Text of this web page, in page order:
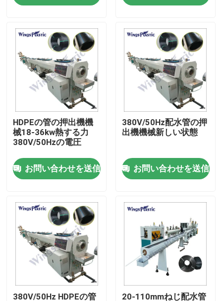
プロダクト
私達について
品質管理
私達に連絡しなさい
プラスチック管の押出機機械
プラスチック管の放出ライン
プラスチック管の押出機機械
HDPEの管の押出機機械
HDPEの管の押出機機
械18-36kw熱する力
380V/50Hzの電圧
お問い合わせを送信
380V/50Hz配水管の押
出機機械新しい状態
お問い合わせを送信
380V/50Hz HDPEの管 20-110mmねじ配水管